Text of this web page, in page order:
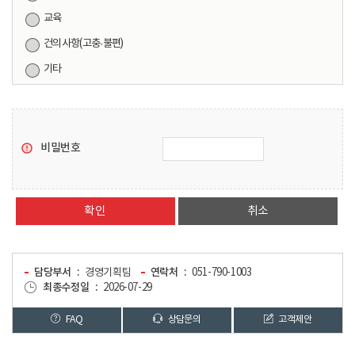
교육
건의사항(고충·불편)
기타
비밀번호
취소
담당부서 경영기획팀 연락처
051-790-1003
최종수정일
2026-07-29
FAQ 상담문의 고객제안